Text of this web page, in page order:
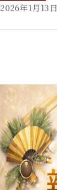
2026年1月13日